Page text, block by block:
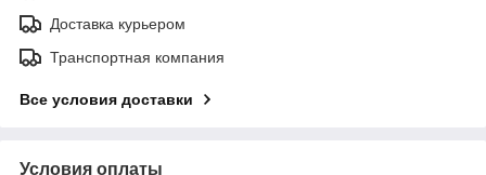
Доставка курьером
Транспортная компания
Все условия доставки
Условия оплаты